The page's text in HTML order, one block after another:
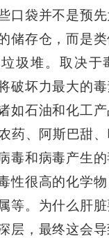
口袋并不是预
储存仓，而是
圾堆。取决于
破坏力最大的
如石油和化工产
药、阿斯巴甜
毒和病毒产生
性很高的化学
等。为什么肝
层，最终这会